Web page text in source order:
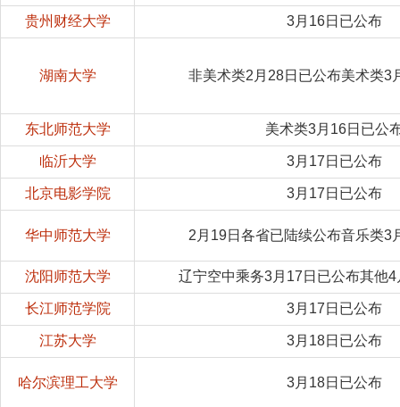
贵州财经大学 3月16日已公布
湖南大学 非美术类2月28日已公布美术类3
东北师范大学 美术类3月16日已公
临沂大学 3月17日已公布
北京电影学院 3月17日已公布
华中师范大学 2月19日各省已陆续公布音乐类3
沈阳师范大学 辽宁空中乘务3月17日已公布其他
长江师范学院 3月17日已公布
江苏大学 3月18日已公布
哈尔滨理工大学 3月18日已公布